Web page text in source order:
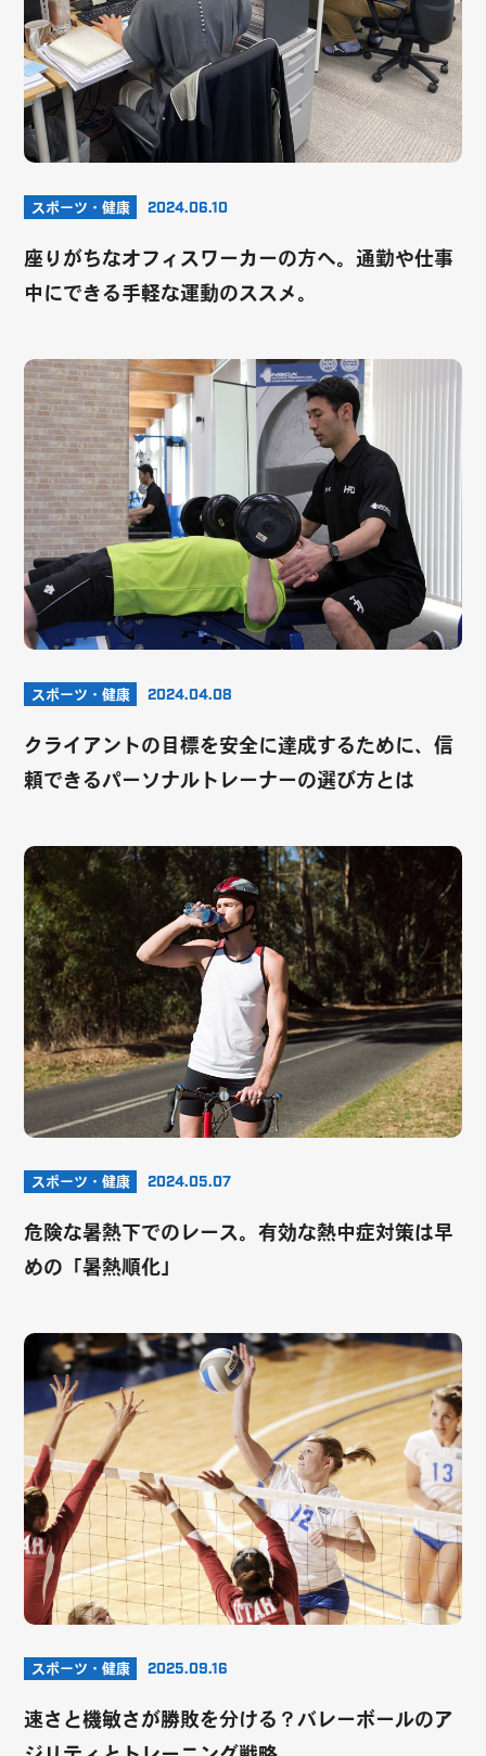
スポーツ・健康 2024.06.10
座りがちなオフィスワーカーの方へ。通勤や仕事
中にできる手軽な運動のススメ。
スポーツ・健康 2024.04.08
クライアントの目標を安全に達成するために、信
頼できるパーソナルトレーナーの選び方とは
スポーツ・健康 2024.05.07
危険な暑熱下でのレース。有効な熱中症対策は早
めの「暑熱順化」
スポーツ・健康 2025.09.16
速さと機敏さが勝敗を分ける？バレーボールのア